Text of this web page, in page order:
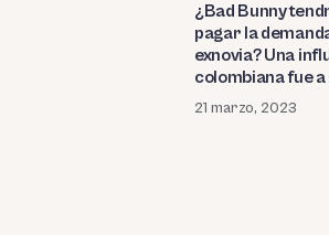
¿Bad Bunny
pagar la
exnovia? Una
colombiana fue
el restaurante
mira cuánto hizo
21 marzo, 2023